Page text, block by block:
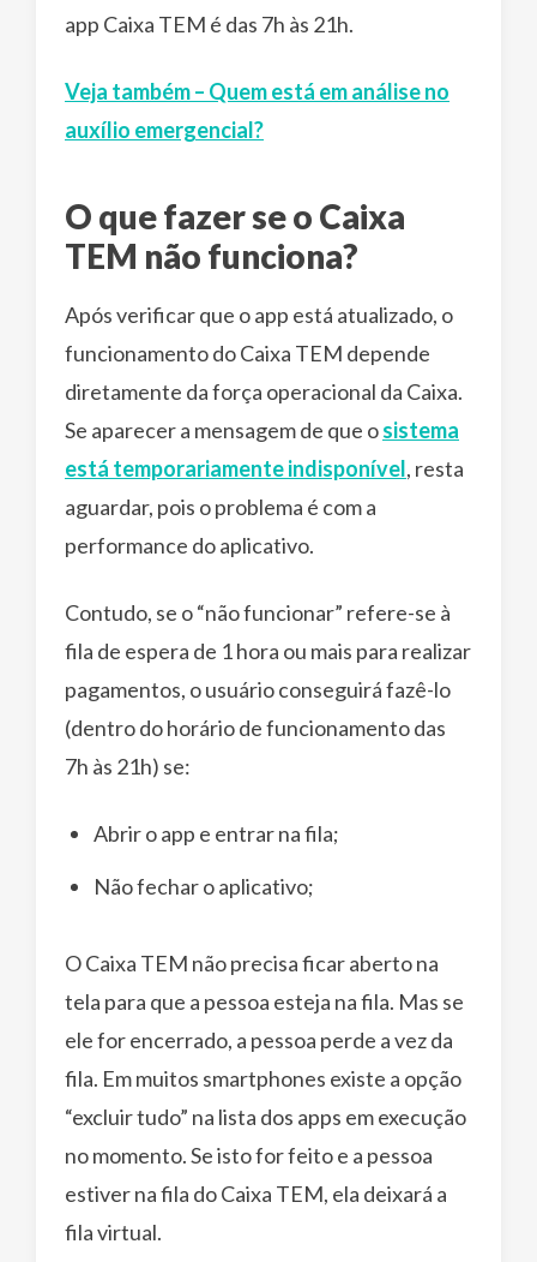
app Caixa TEM é das 7h às 21h.
Veja também – Quem está em análise no
auxílio emergencial?
O que fazer se o Caixa
TEM não funciona?
Após verificar que o app está atualizado, o
funcionamento do Caixa TEM depende
diretamente da força operacional da Caixa.
Se aparecer a mensagem de que osistema
está temporariamente indisponível, resta
aguardar, pois o problema é com a
performance do aplicativo.
Contudo, se o “não funcionar” refere-se à
fila de espera de 1 hora ou mais para realizar
pagamentos, o usuário conseguirá fazê-lo
(dentro do horário de funcionamento das
7h às 21h) se:
Abrir o app e entrar na fila;
Não fechar o aplicativo;
O Caixa TEM não precisa ficar aberto na
tela para que a pessoa esteja na fila. Mas se
ele for encerrado, a pessoa perde a vez da
fila. Em muitos smartphones existe a opção
“excluir tudo” na lista dos apps em execução
no momento. Se isto for feito e a pessoa
estiver na fila do Caixa TEM, ela deixará a
fila virtual.